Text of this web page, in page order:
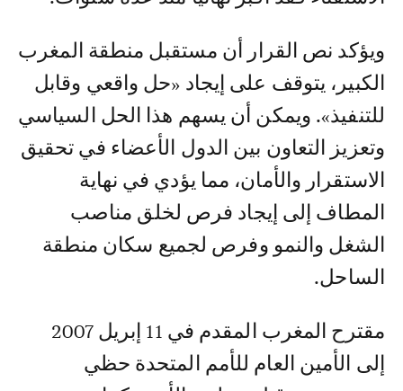
ويؤكد نص القرار أن مستقبل منطقة المغرب
الكبير، يتوقف على إيجاد «حل واقعي وقابل
للتنفيذ». ويمكن أن يسهم هذا الحل السياسي
وتعزيز التعاون بين الدول الأعضاء في تحقيق
الاستقرار والأمان، مما يؤدي في نهاية
المطاف إلى إيجاد فرص لخلق مناصب
الشغل والنمو وفرص لجميع سكان منطقة
الساحل.
مقترح المغرب المقدم في 11 إبريل 2007
إلى الأمين العام للأمم المتحدة حظي